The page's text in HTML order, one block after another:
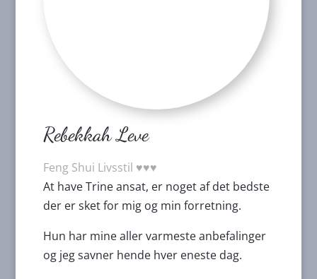
Rebekkah Leve
Feng Shui Livsstil ♥️♥️♥️
At have Trine ansat, er noget af det bedste
der er sket for mig og min forretning.
Hun har mine aller varmeste anbefalinger
og jeg savner hende hver eneste dag.